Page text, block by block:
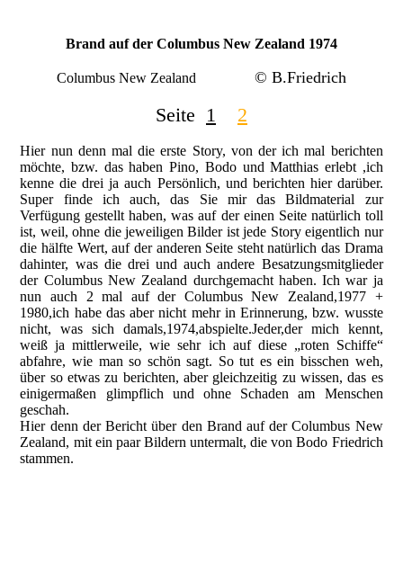
Brand auf der Columbus New Zealand 1974
Columbus New Zealand © B.Friedrich
Seite 1 2
Hier nun denn mal die erste Story, von der ich mal berichten
möchte, bzw. das haben Pino, Bodo und Matthias erlebt ,ich
kenne die drei ja auch Persönlich, und berichten hier darüber.
Super finde ich auch, das Sie mir das Bildmaterial zur
Verfügung gestellt haben, was auf der einen Seite natürlich toll
ist, weil, ohne die jeweiligen Bilder ist jede Story eigentlich nur
die hälfte Wert, auf der anderen Seite steht natürlich das Drama
dahinter, was die drei und auch andere Besatzungsmitglieder
der Columbus New Zealand durchgemacht haben. Ich war ja
nun auch 2 mal auf der Columbus New Zealand,1977 +
1980,ich habe das aber nicht mehr in Erinnerung, bzw. wusste
nicht, was sich damals,1974,abspielte.Jeder,der mich kennt,
weiß ja mittlerweile, wie sehr ich auf diese „roten Schiffe“
abfahre, wie man so schön sagt. So tut es ein bisschen weh,
über so etwas zu berichten, aber gleichzeitig zu wissen, das es
einigermaßen glimpflich und ohne Schaden am Menschen
geschah.
Hier denn der Bericht über den Brand auf der Columbus New
Zealand, mit ein paar Bildern untermalt, die von Bodo Friedrich
stammen.